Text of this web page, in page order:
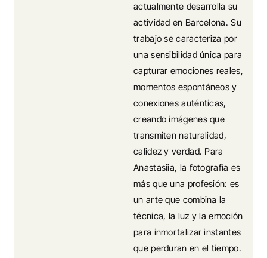
actualmente desarrolla su
actividad en Barcelona. Su
trabajo se caracteriza por
una sensibilidad única para
capturar emociones reales,
momentos espontáneos y
conexiones auténticas,
creando imágenes que
transmiten naturalidad,
calidez y verdad. Para
Anastasiia, la fotografía es
más que una profesión: es
un arte que combina la
técnica, la luz y la emoción
para inmortalizar instantes
que perduran en el tiempo.